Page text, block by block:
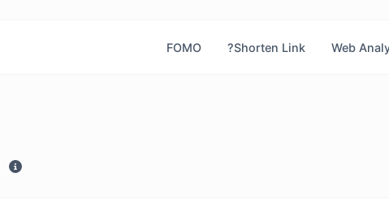
FOMO ?Shorten Link Web